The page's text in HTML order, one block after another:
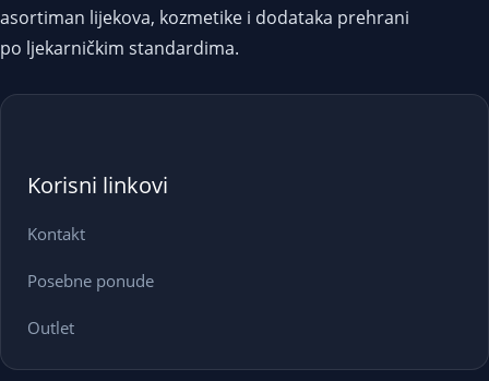
asortiman lijekova, kozmetike i dodataka prehrani
po ljekarničkim standardima.
Korisni linkovi
Kontakt
Posebne ponude
Outlet